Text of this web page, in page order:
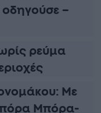
–
ρεύμα
Με
Μπόρα-